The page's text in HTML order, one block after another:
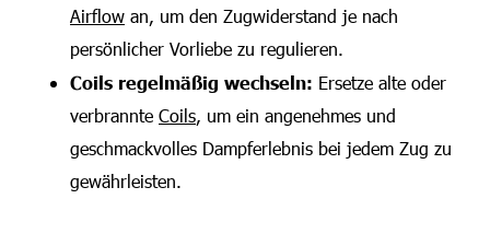
Airflow an, um den Zugwiderstand je nach
persönlicher Vorliebe zu regulieren.
Coils regelmäßig wechseln: Ersetze alte oder
verbrannte Coils, um ein angenehmes und
geschmackvolles Dampferlebnis bei jedem Zug zu
gewährleisten.